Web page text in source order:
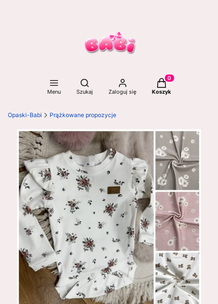
Menu
Otwórz wyszukiwarkę
Szukaj Zaloguj się
Produkty w
Koszyk
Opaski-Babi Prążkowane propozycje